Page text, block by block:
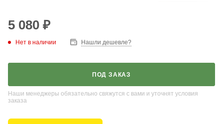
5 080 ₽
Нет в наличии Нашли дешевле?
ПОД ЗАКАЗ
Наши менеджеры обязательно свяжутся с вами и уточнят условия
заказа